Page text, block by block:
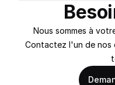
Nous sommes à
Contactez l'un de nos